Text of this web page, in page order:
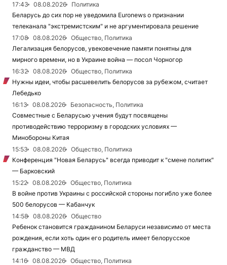
17:43
08.08.2026
Политика
Беларусь до сих пор не уведомила Euronews о признании
телеканала "экстремистским" и не аргументировала решение
17:08
08.08.2026
Общество, Политика
Легализация белорусов, увековечение памяти понятны для
мирного времени, но в Украине война — посол Чорногор
16:32
08.08.2026
Общество, Политика
Нужны идеи, чтобы расшевелить белорусов за рубежом, считает
Лебедько
16:13
08.08.2026
Безопасность, Политика
Совместные с Беларусью учения будут посвящены
противодействию терроризму в городских условиях —
Минобороны Китая
15:53
08.08.2026
Общество, Политика
Конференция "Новая Беларусь" всегда приводит к "смене политик"
— Барковский
15:22
08.08.2026
Общество, Политика
В войне против Украины с российской стороны погибло уже более
500 белорусов — Кабанчук
14:58
08.08.2026
Общество
Ребенок становится гражданином Беларуси независимо от места
рождения, если хоть один его родитель имеет белорусское
гражданство — МВД
14:16
08.08.2026
Общество, Политика